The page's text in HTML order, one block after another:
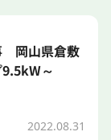
岡山県倉敷
～
2022.08.31